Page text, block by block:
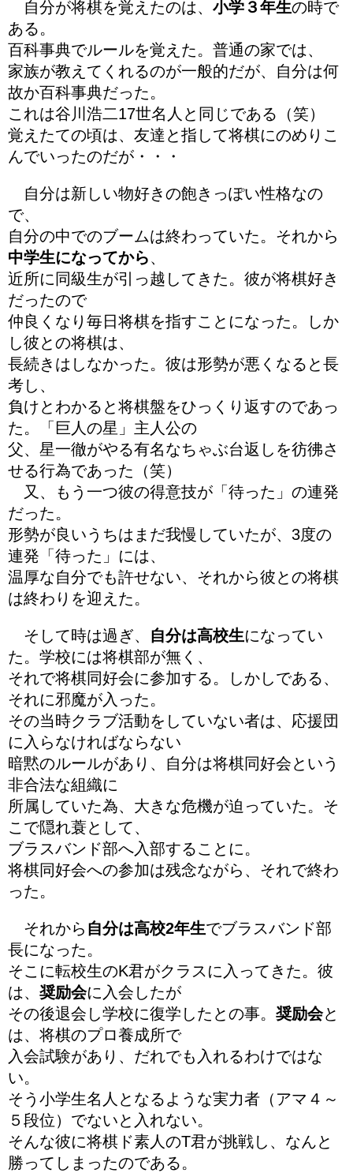
自分が将棋を覚えたのは、 小学３年生の時で
ある。
百科事典でルールを覚えた。普通の家では、
家族が教えてくれるのが一般的だが、自分は何
故か百科事典だった。
これは谷川浩二17世名人と同じである（笑）
覚えたての頃は、友達と指して将棋にのめりこ
んでいったのだが・・・
自分は新しい物好きの飽きっぽい性格なの
で、
自分の中でのブームは終わっていた。それから
中学生になってから、
近所に同級生が引っ越してきた。彼が将棋好き
だったので
仲良くなり毎日将棋を指すことになった。しか
し彼との将棋は、
長続きはしなかった。彼は形勢が悪くなると長
考し、
負けとわかると将棋盤をひっくり返すのであっ
た。「巨人の星」主人公の
父、星一徹がやる有名なちゃぶ台返しを彷彿さ
せる行為であった（笑）
又、もう一つ彼の得意技が「待った」の連発
だった。
形勢が良いうちはまだ我慢していたが、3度の
連発「待った」には、
温厚な自分でも許せない、それから彼との将棋
は終わりを迎えた。
そして時は過ぎ、 自分は高校生になってい
た。学校には将棋部が無く、
それで将棋同好会に参加する。しかしである、
それに邪魔が入った。
その当時クラブ活動をしていない者は、応援団
に入らなければならない
暗黙のルールがあり、自分は将棋同好会という
非合法な組織に
所属していた為、大きな危機が迫っていた。そ
こで隠れ蓑として、
ブラスバンド部へ入部することに。
将棋同好会への参加は残念ながら、それで終わ
った。
それから 自分は高校2年生でブラスバンド部
長になった。
そこに転校生のK君がクラスに入ってきた。彼
は、 奨励会に入会したが
その後退会し学校に復学したとの事。 奨励会と
は、将棋のプロ養成所で
入会試験があり、だれでも入れるわけではな
い。
そう小学生名人となるような実力者（アマ４～
５段位）でないと入れない。
そんな彼に将棋ド素人のT君が挑戦し、なんと
勝ってしまったのである。